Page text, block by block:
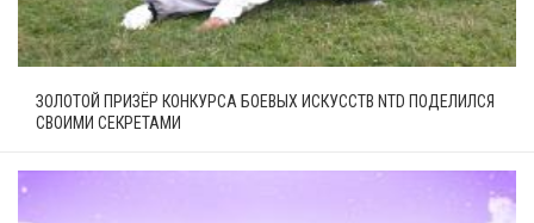
ЗОЛОТОЙ ПРИЗЁР КОНКУРСА БОЕВЫХ ИСКУССТВ NTD ПОДЕЛИЛСЯ
СВОИМИ СЕКРЕТАМИ